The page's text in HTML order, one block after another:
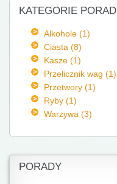
KATEGORIE PORAD
Alkohole (1)
Ciasta (8)
Kasze (1)
Przelicznik wag (1)
Przetwory (1)
Ryby (1)
Warzywa (3)
PORADY